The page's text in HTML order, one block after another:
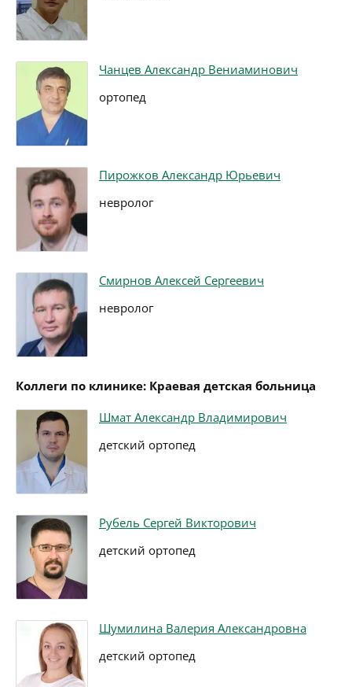
Чанцев Александр Вениаминович
ортопед
Пирожков Александр Юрьевич
невролог
Смирнов Алексей Сергеевич
невролог
Коллеги по клинике: Краевая детская больница
Шмат Александр Владимирович
детский ортопед
Рубель Сергей Викторович
детский ортопед
Шумилина Валерия Александровна
детский ортопед